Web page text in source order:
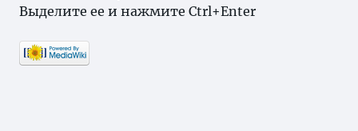
Выделите ее и нажмите Ctrl+Enter